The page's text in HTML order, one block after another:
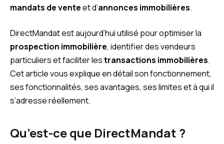
mandats de venteet d’annonces immobilières.
DirectMandat est aujourd’hui utilisé pour optimiser la
prospection immobilière, identifier des vendeurs
particuliers et faciliter lestransactions immobilières.
Cet article vous explique en détail son fonctionnement,
ses fonctionnalités, ses avantages, ses limites et à qui il
s’adresse réellement.
Qu’est-ce que DirectMandat ?